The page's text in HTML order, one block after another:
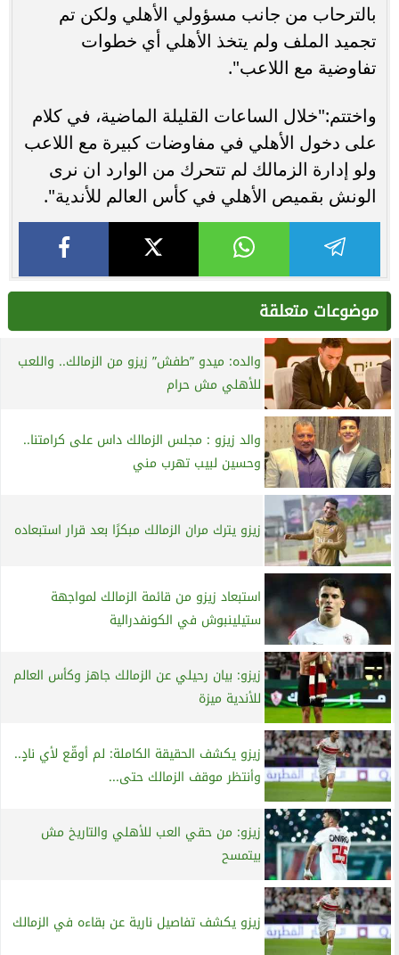
بالترحاب من جانب مسؤولي الأهلي ولكن تم
تجميد الملف ولم يتخذ الأهلي أي خطوات
تفاوضية مع اللاعب".
واختتم:"خلال الساعات القليلة الماضية، في كلام
على دخول الأهلي في مفاوضات كبيرة مع اللاعب
ولو إدارة الزمالك لم تتحرك من الوارد ان نرى
الونش بقميص الأهلي في كأس العالم للأندية".
موضوعات متعلقة
والده: ميدو ”طفش” زيزو من الزمالك.. واللعب
للأهلي مش حرام
والد زيزو : مجلس الزمالك داس على كرامتنا..
وحسين لبيب تهرب مني
زيزو يترك مران الزمالك مبكرًا بعد قرار استبعاده
استبعاد زيزو من قائمة الزمالك لمواجهة
ستيلينبوش في الكونفدرالية
زيزو: بيان رحيلي عن الزمالك جاهز وكأس العالم
للأندية ميزة
زيزو يكشف الحقيقة الكاملة: لم أوقّع لأي نادٍ..
وأنتظر موقف الزمالك حتى...
زيزو: من حقي العب للأهلي والتاريخ مش
بيتمسح
زيزو يكشف تفاصيل نارية عن بقاءه في الزمالك